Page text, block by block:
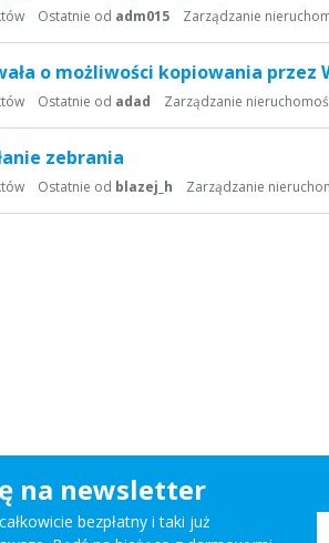
Ostatnie od adm015 Zarządzanie
o możliwości kopiowania
Ostatnie od adad Zarządzanie
zebrania
Ostatnie od blazej_h Zarządzanie
na newsletter
bezpłatny i taki już